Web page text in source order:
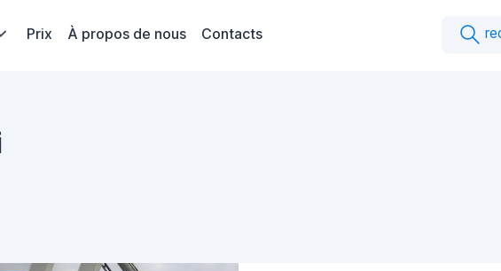
Prix À propos de nous Contacts